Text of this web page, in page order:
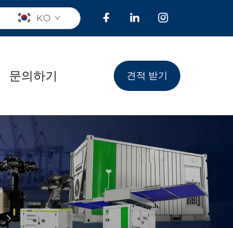
KO
문의하기 견적 받기